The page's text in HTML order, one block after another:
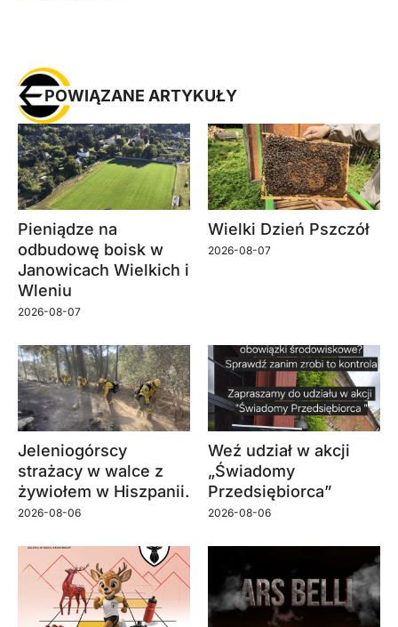
POWIĄZANE ARTYKUŁY
Pieniądze na
odbudowę boisk w
Janowicach Wielkich i
Wleniu
2026-08-07
Wielki Dzień Pszczół
2026-08-07
Jeleniogórscy
strażacy w walce z
żywiołem w Hiszpanii.
2026-08-06
Weź udział w akcji
„Świadomy
Przedsiębiorca”
2026-08-06